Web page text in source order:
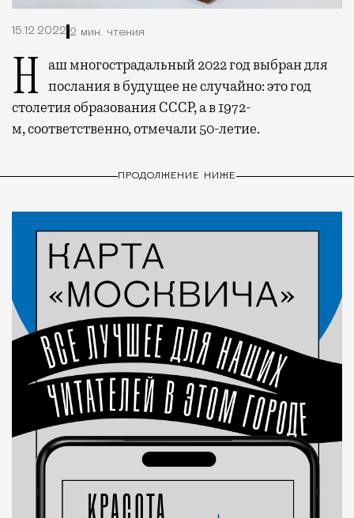
15.12.2022 2 мин. чтения
Наш многострадальный 2022 год выбран для послания в будущее не случайно: это год
столетия образования СССР, а в 1972-
м, соответственно, отмечали 50-летие.
ПРОДОЛЖЕНИЕ НИЖЕ